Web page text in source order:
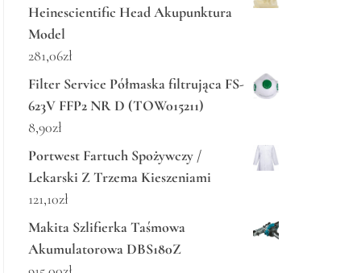
Heinescientific Head Akupunktura
Model
281,06zł
Filter Service Półmaska filtrująca FS-
623V FFP2 NR D (TOW015211)
8,90zł
Portwest Fartuch Spożywczy /
Lekarski Z Trzema Kieszeniami
121,10zł
Makita Szlifierka Taśmowa
Akumulatorowa DBS180Z